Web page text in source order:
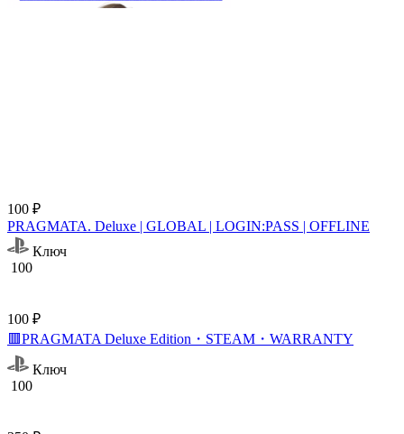
100 ₽
PRAGMATA. Deluxe | GLOBAL | LOGIN:PASS | OFFLINE
Ключ
100
100 ₽
🟥PRAGMATA Deluxe Edition・STEAM・WARRANTY
Ключ
100